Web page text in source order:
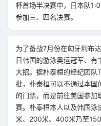
杯首场半决赛中，日本队
参加三、四名决赛。
为了备战7月份在匈牙利布
日韩国的游泳奥运冠军、有
大招。据朴泰桓的经纪团队
批，朴泰桓可以不通过本国
的门票，而是前往美国参
赛。朴泰桓本人以及韩国泳
米、200米、400米乃至